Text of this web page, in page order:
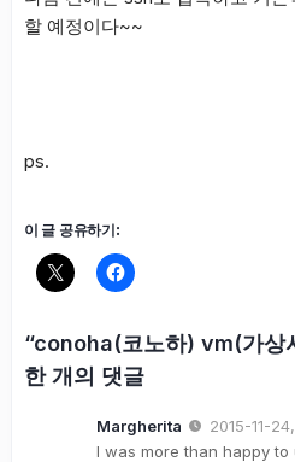
할 예정이다~~
ps.
이 글 공유하기:
“conoha(코노하) vm(가상
한 개의 댓글
Margherita
2015-11-
I was more than happy